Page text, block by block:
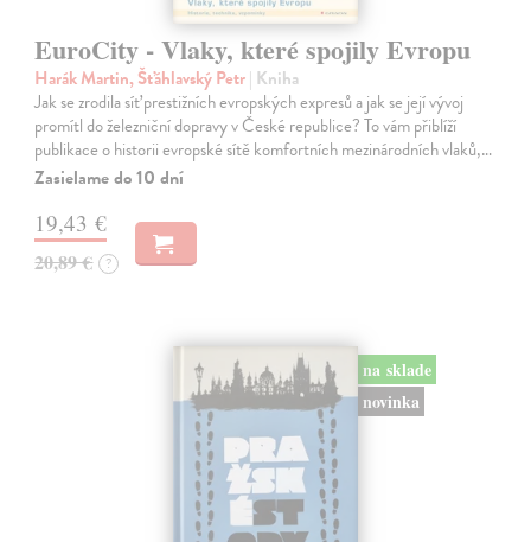
EuroCity - Vlaky, které spojily Evropu
Harák Martin, Šťáhlavský Petr| Kniha
Jak se zrodila síť prestižních evropských expresů a jak se její vývoj
promítl do železniční dopravy v České republice? To vám přiblíží
publikace o historii evropské sítě komfortních mezinárodních vlaků,…
Zasielame do 10 dní
19,43 €
20,89 € ?
na sklade
novinka